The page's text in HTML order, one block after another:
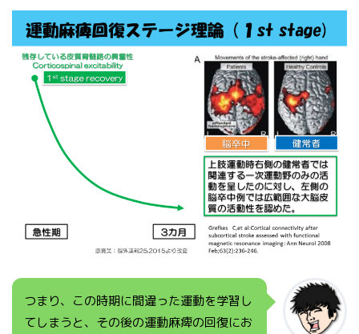
つまり、この時期に間違った運動を学習し
てしまうと、その後の運動麻痺の回復にお